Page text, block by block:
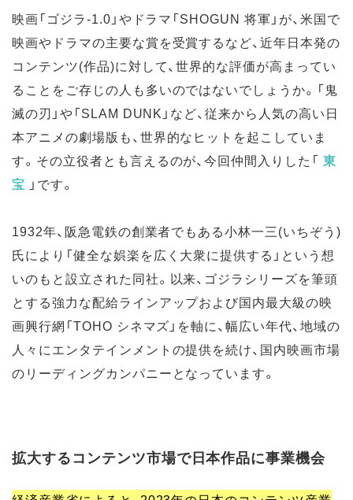
映画「ゴジラ-1.0」やドラマ「SHOGUN 将軍」が、米国で
映画やドラマの主要な賞を受賞するなど、近年日本発の
コンテンツ(作品)に対して、世界的な評価が高まってい
ることをご存じの人も多いのではないでしょうか。「鬼
滅の刃」や「SLAM DUNK」など、従来から人気の高い日
本アニメの劇場版も、世界的なヒットを起こしていま
す。その立役者とも言えるのが、今回仲間入りした「東
宝 」です。
1932年、阪急電鉄の創業者でもある小林一三(いちぞう)
氏により「健全な娯楽を広く大衆に提供する」という想
いのもと設立された同社。以来、ゴジラシリーズを筆頭
とする強力な配給ラインアップおよび国内最大級の映
画興行網「TOHO シネマズ」を軸に、幅広い年代、地域の
人々にエンタテインメントの提供を続け、国内映画市場
のリーディングカンパニーとなっています。
拡大するコンテンツ市場で日本作品に事業機会